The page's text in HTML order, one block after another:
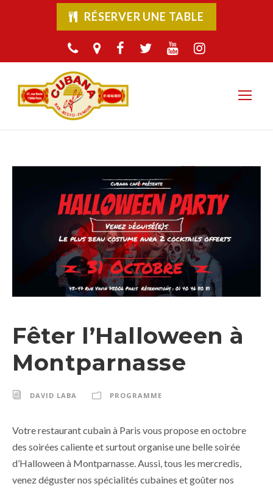
RÉSERVER UNE TABLE
Fêter l’Halloween à
Montparnasse
DAVID LABA PROGRAMME
Votre restaurant cubain à Paris vous propose en octobre
des soirées caliente et surtout organise une belle soirée
d’Halloween à Montparnasse. Aussi, tous les mercredis,
venez déguster nos spécialités cubaines et goûter nos